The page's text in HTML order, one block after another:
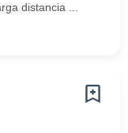
distancia ...